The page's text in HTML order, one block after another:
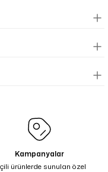
Kampanyalar
ürünlerde sunulan özel